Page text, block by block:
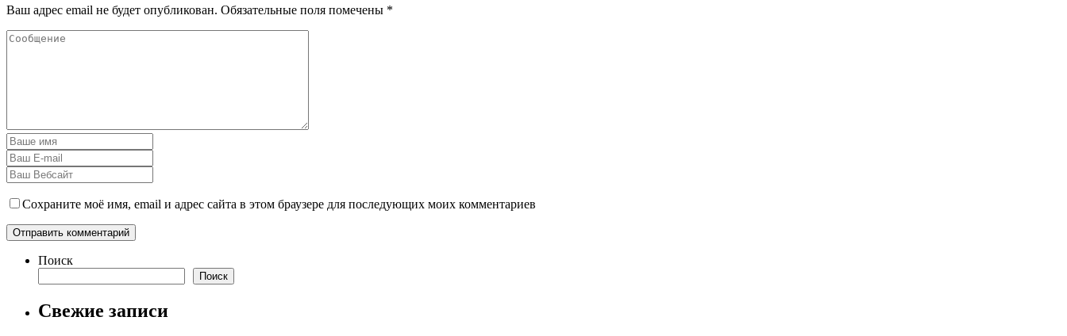
Ваш адрес email не будет опубликован. Обязательные поля помечены *
Сохраните моё имя, email и адрес сайта в этом браузере для последующих моих комментариев
Поиск
Поиск
Свежие записи